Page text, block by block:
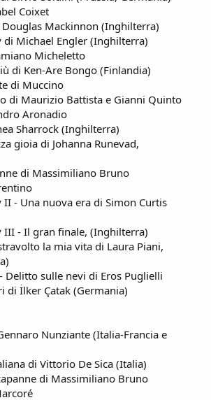
Coixet
Mackinnon (Inghilterra)
Michael Engler (Inghilterra)
Micheletto
di Ken-Are Bongo (Finlandia)
di Muccino
di Maurizio Battista e Gianni Quinto
Aronadio
Sharrock (Inghilterra)
gioia di Johanna Runevad,
di Massimiliano Bruno
- Una nuova era di Simon Curtis
III - Il gran finale, (Inghilterra)
la mia vita di Laura Piani,
Delitto sulle nevi di Eros Puglielli
di İlker Çatak (Germania)
Nunziante (Italia-Francia e
di Vittorio De Sica (Italia)
di Massimiliano Bruno